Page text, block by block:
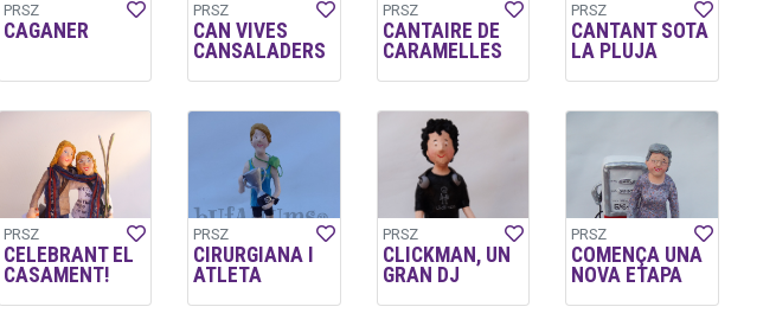
PRSZ
CAGANER
PRSZ
CAN VIVES
CANSALADERS
PRSZ
CANTAIRE DE
CARAMELLES
PRSZ
CANTANT SOTA
LA PLUJA
PRSZ
CELEBRANT EL
CASAMENT!
PRSZ
CIRURGIANA I
ATLETA
PRSZ
CLICKMAN, UN
GRAN DJ
PRSZ
COMENÇA UNA
NOVA ETAPA